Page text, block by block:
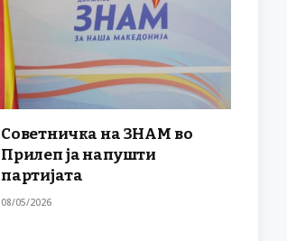
Советничка на ЗНАМ во
Прилеп ја напушти
партијата
08/05/2026